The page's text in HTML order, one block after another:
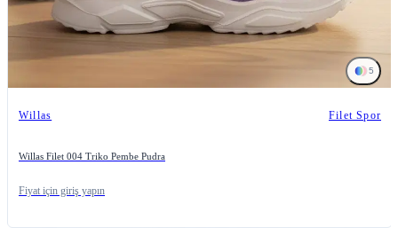
5
Willas Filet Spor
Willas Filet 004 Triko Pembe Pudra
Fiyat için giriş yapın